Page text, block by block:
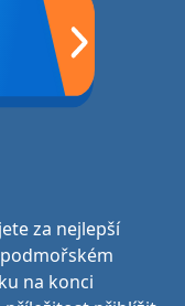
za nejlepší
na konci